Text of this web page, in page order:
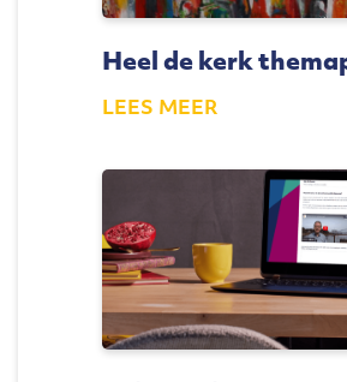
Heel de kerk
LEES MEER